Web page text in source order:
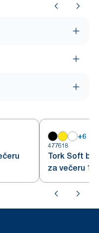
+6
477618
Tork Soft
za večeru 1/